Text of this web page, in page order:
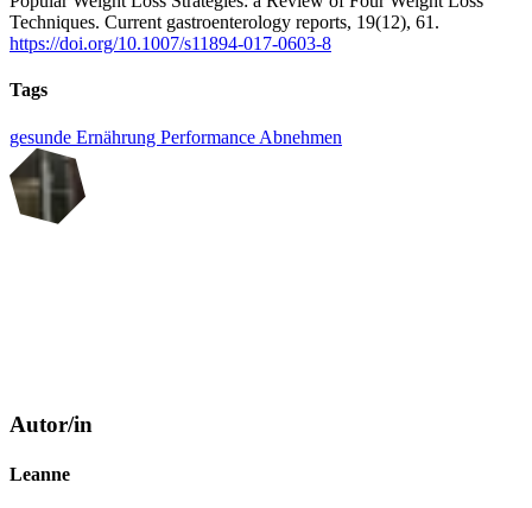
Techniques. Current gastroenterology reports, 19(12), 61.
https://doi.org/10.1007/s11894-017-0603-8
Tags
gesunde Ernährung Performance Abnehmen
Autor/in
Leanne